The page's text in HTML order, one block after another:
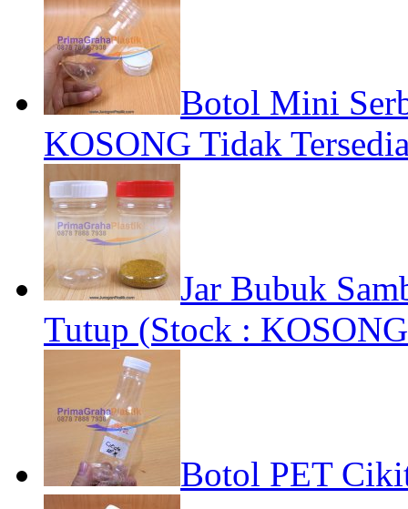
Botol Mini
KOSONG Tidak
Jar Bubuk
Tutup (Stock :
Botol PET